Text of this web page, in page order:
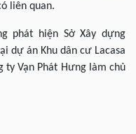
liên quan.
phát hiện Sở Xây dựng
dự án Khu dân cư Lacasa
ty Vạn Phát Hưng làm chủ